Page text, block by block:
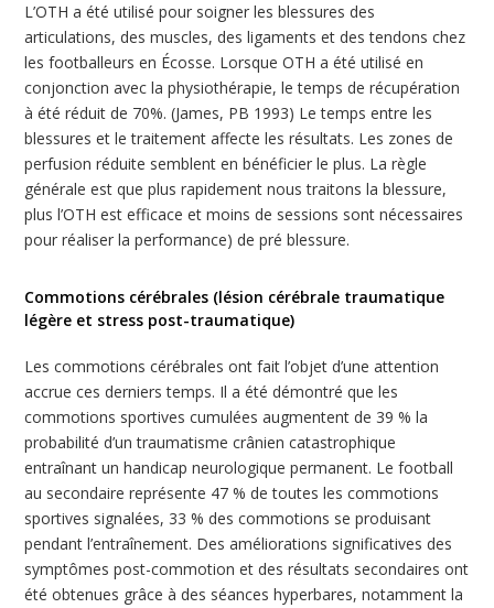
L’OTH a été utilisé pour soigner les blessures des
articulations, des muscles, des ligaments et des tendons chez
les footballeurs en Écosse. Lorsque OTH a été utilisé en
conjonction avec la physiothérapie, le temps de récupération
à été réduit de 70%. (James, PB 1993) Le temps entre les
blessures et le traitement affecte les résultats. Les zones de
perfusion réduite semblent en bénéficier le plus. La règle
générale est que plus rapidement nous traitons la blessure,
plus l’OTH est efficace et moins de sessions sont nécessaires
pour réaliser la performance) de pré blessure.
Commotions cérébrales (lésion cérébrale traumatique
légère et stress post-traumatique)
Les commotions cérébrales ont fait l’objet d’une attention
accrue ces derniers temps. Il a été démontré que les
commotions sportives cumulées augmentent de 39 % la
probabilité d’un traumatisme crânien catastrophique
entraînant un handicap neurologique permanent. Le football
au secondaire représente 47 % de toutes les commotions
sportives signalées, 33 % des commotions se produisant
pendant l’entraînement. Des améliorations significatives des
symptômes post-commotion et des résultats secondaires ont
été obtenues grâce à des séances hyperbares, notamment la